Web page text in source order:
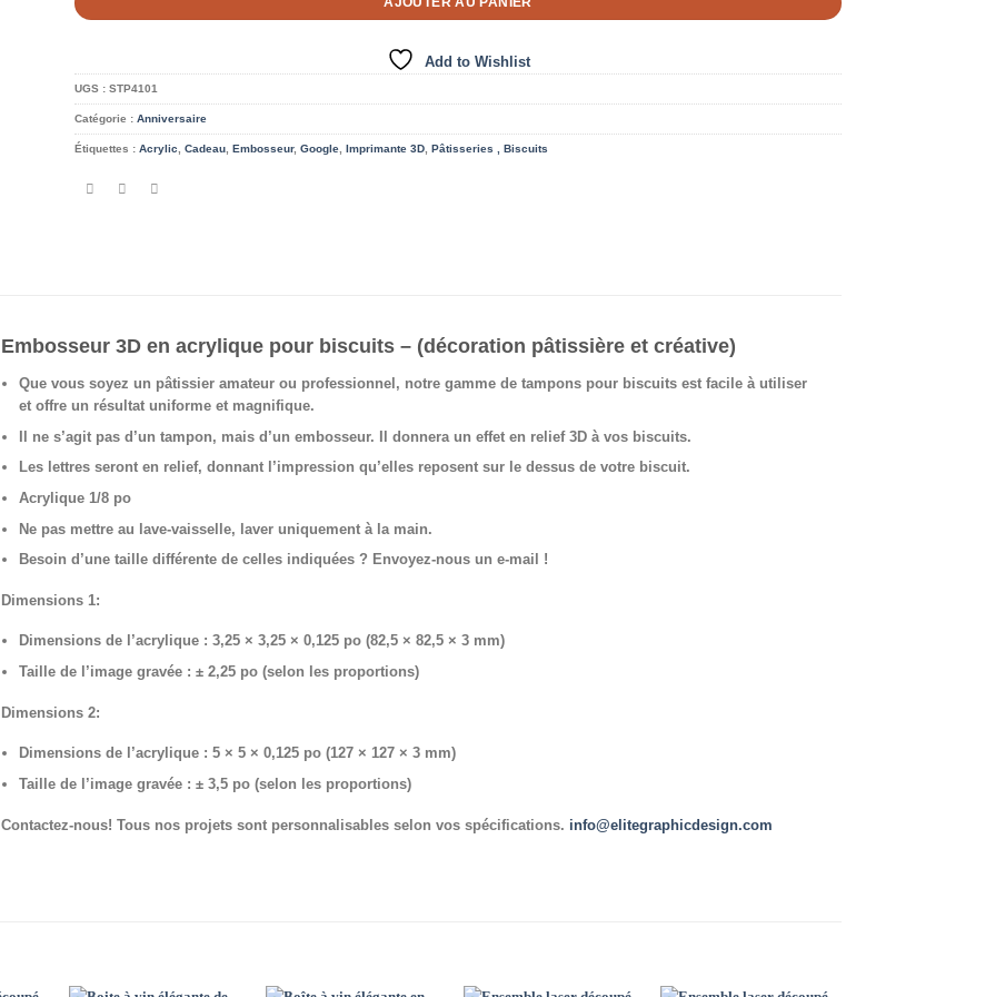
Add to Wishlist
UGS : STP4101
Catégorie : Anniversaire
Étiquettes : Acrylic, Cadeau, Embosseur, Google, Imprimante 3D, Pâtisseries , Biscuits
Embosseur 3D en acrylique pour biscuits – (décoration pâtissière et créative)
Que vous soyez un pâtissier amateur ou professionnel, notre gamme de tampons pour biscuits est facile à utiliser
et offre un résultat uniforme et magnifique.
Il ne s’agit pas d’un tampon, mais d’un embosseur. Il donnera un effet en relief 3D à vos biscuits.
Les lettres seront en relief, donnant l’impression qu’elles reposent sur le dessus de votre biscuit.
Acrylique 1/8 po
Ne pas mettre au lave-vaisselle, laver uniquement à la main.
Besoin d’une taille différente de celles indiquées ? Envoyez-nous un e-mail !
Dimensions 1:
Dimensions de l’acrylique : 3,25 × 3,25 × 0,125 po (82,5 × 82,5 × 3 mm)
Taille de l’image gravée : ± 2,25 po (selon les proportions)
Dimensions 2:
Dimensions de l’acrylique : 5 × 5 × 0,125 po (127 × 127 × 3 mm)
Taille de l’image gravée : ± 3,5 po (selon les proportions)
Contactez-nous! Tous nos projets sont personnalisables selon vos spécifications. info@elitegraphicdesign.com